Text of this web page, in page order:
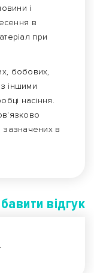
і
в
при
бобових,
з іншими
насіння.
зазначених в
вiдгук